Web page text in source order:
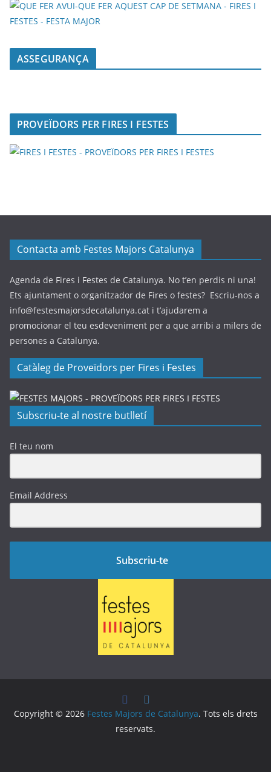
ASSEGURANÇA
PROVEÏDORS PER FIRES I FESTES
Contacta amb Festes Majors Catalunya
Agenda de Fires i Festes de Catalunya. No t’en perdis ni una!
Ets ajuntament o organitzador de Fires o festes? Escriu-nos a
info@festesmajorsdecatalunya.cat i t’ajudarem a
promocionar el teu esdeveniment per a que arribi a milers de
persones a Catalunya.
Catàleg de Proveïdors per Fires i Festes
Subscriu-te al nostre butlletí
El teu nom
Email Address
Subscriu-te
Copyright © 2026 Festes Majors de Catalunya. Tots els drets
reservats.